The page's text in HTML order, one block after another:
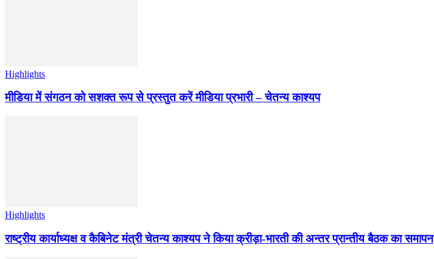
Highlights
मीडिया में संगठन को सशक्त रूप से प्रस्तुत करें मीडिया प्रभारी – चेतन्य काश्यप
Highlights
राष्ट्रीय कार्याध्यक्ष व कैबिनेट मंत्री चेतन्य काश्यप ने किया क्रीड़ा-भारती की अन्तर प्रान्तीय बैठक का समापन